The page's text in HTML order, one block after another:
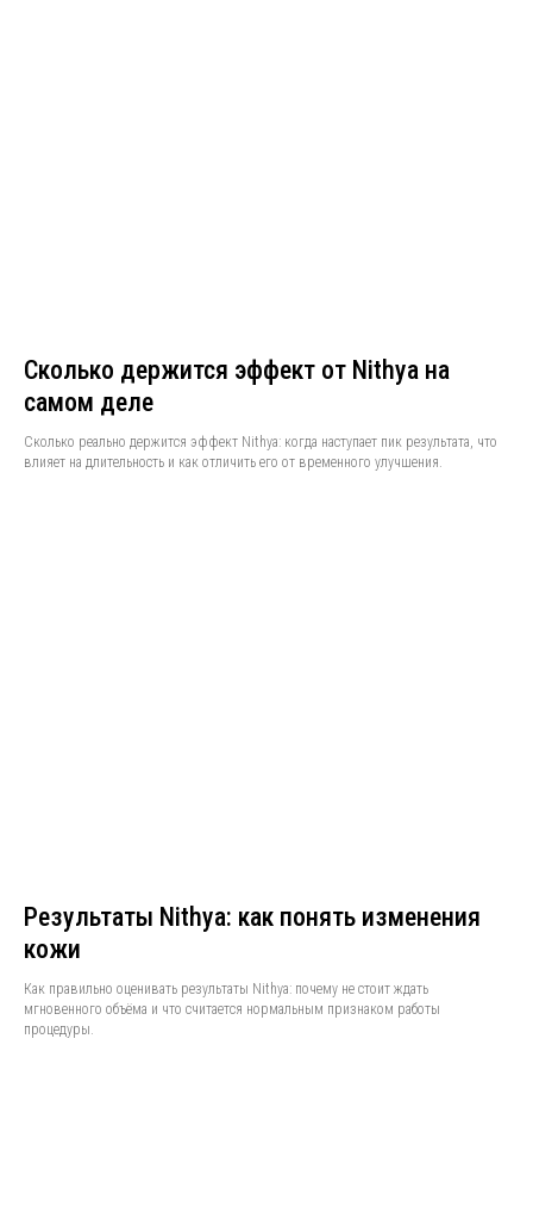
Сколько держится эффект от Nithya на
самом деле
Сколько реально держится эффект Nithya: когда наступает пик результата, что
влияет на длительность и как отличить его от временного улучшения.
Результаты Nithya: как понять изменения
кожи
Как правильно оценивать результаты Nithya: почему не стоит ждать
мгновенного объёма и что считается нормальным признаком работы
процедуры.